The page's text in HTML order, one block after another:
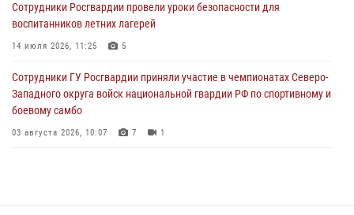
Петербургские росгвардейцы обнаружили объявленный в розыск
автомобиль, ранее использовавшийся при совершении кражи в
Ленобласти
Сотрудники Росгвардии провели уроки безопасности для
воспитанников летних лагерей
14 июля 2026, 11:25 5
Сотрудники ГУ Росгвардии приняли участие в чемпионатах Северо-
Западного округа войск национальной гвардии РФ по спортивному и
боевому самбо
03 августа 2026, 10:07 7 1